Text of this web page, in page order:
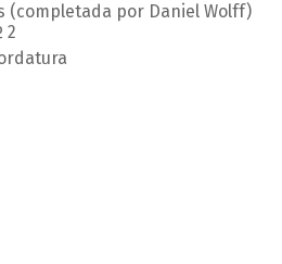
(completada por Daniel Wolff)
2